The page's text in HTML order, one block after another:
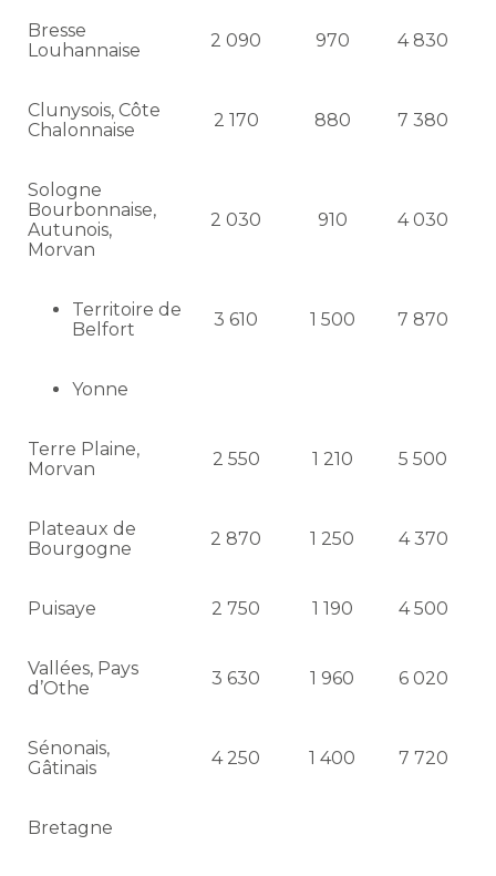
Bresse
Louhannaise
2 090 970 4 830
Clunysois, Côte
Chalonnaise
2 170 880 7 380
Sologne
Bourbonnaise,
Autunois,
Morvan
2 030 910 4 030
Territoire de
Belfort
3 610 1 500 7 870
Yonne
Terre Plaine,
Morvan
2 550 1 210 5 500
Plateaux de
Bourgogne
2 870 1 250 4 370
Puisaye 2 750 1 190 4 500
Vallées, Pays
d’Othe
3 630 1 960 6 020
Sénonais,
Gâtinais
4 250 1 400 7 720
Bretagne